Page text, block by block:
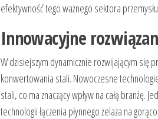
efektywność tego ważnego sektora
Innowacyjne
W dzisiejszym dynamicznie rozwijającym się
konwertowania stali. Nowoczesne
stali, co ma znaczący wpływ na całą branżę.
technologii łączenia płynnego żelaza na